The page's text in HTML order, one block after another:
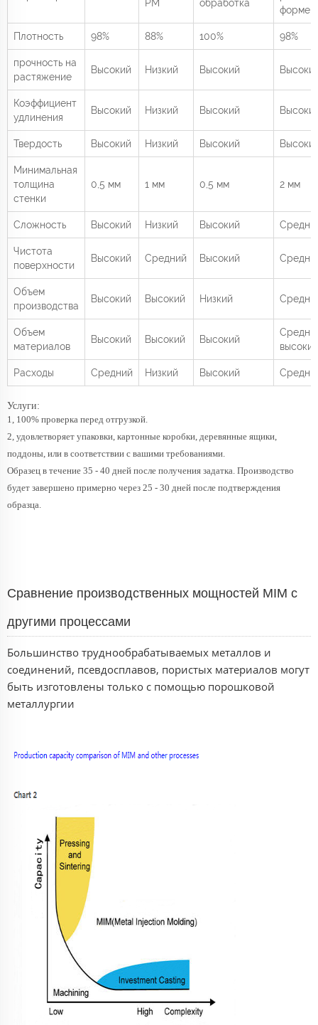
PM обработка
форме
Плотность 98% 88% 100% 98%
прочность на
растяжение
Высокий Низкий Высокий
Коэффициент
удлинения
Высокий Низкий Высокий
Твердость Высокий Низкий Высокий
Минимальная
толщина
стенки
0,5 мм 1 мм 0,5 мм 2 мм
Сложность Высокий Низкий Высокий
Чистота
поверхности
Высокий Средний Высокий
Объем
производства
Высокий Высокий Низкий
Объем
материалов
Высокий Высокий Высокий
высокий
Расходы Средний Низкий Высокий
Услуги:
1, 100% проверка перед отгрузкой.
2, удовлетворяет упаковки, картонные коробки, деревянные ящики,
поддоны, или в соответствии с вашими требованиями.
Образец в течение 35 - 40 дней после получения задатка. Производство
будет завершено примерно через 25 - 30 дней после подтверждения
образца.
Сравнение производственных мощностей MIM с
другими процессами
Большинство труднообрабатываемых металлов и
соединений, псевдосплавов, пористых материалов могут
быть изготовлены только с помощью порошковой
металлургии